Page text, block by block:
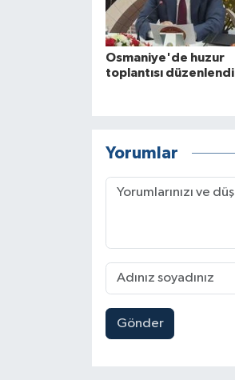
Osmaniye'de huzur
toplantısı düzenlendi
Yorumlar
Gönder